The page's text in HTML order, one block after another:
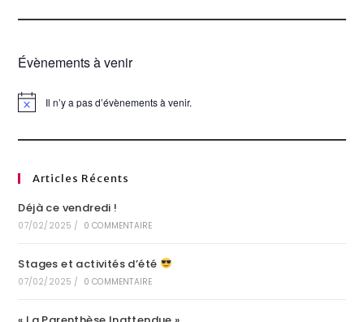
Évènements à venir
N
e
Il n’y a pas d’évènements à venir.
Articles Récents
Déjà ce vendredi !
07/02/2025 / 0 COMMENTAIRE
Stages et activités d’été
07/02/2025 / 0 COMMENTAIRE